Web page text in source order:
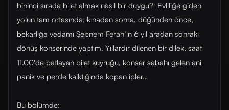
bininci sırada bilet almak nasıl bir duygu? Evliliğe giden
yolun tam ortasında; kınadan sonra, düğünden önce,
bekarlığa vedamı Şebnem Ferah’ın 6 yıl aradan sonraki
dönüş konserinde yaptım. Yıllardır dilenen bir dilek, saat
11.00'de patlayan bilet kuyruğu, konser sabahı gelen ani
panik ve perde kalktığında kopan ipler…
Bu bölümde: